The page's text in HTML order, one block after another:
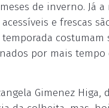
de inverno. Já a
e frescas
costumam
por mais tempo
Gimenez Higa,